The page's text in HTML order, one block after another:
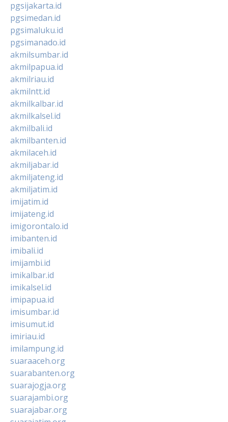
pgsijakarta.id
pgsimedan.id
pgsimaluku.id
pgsimanado.id
akmilsumbar.id
akmilpapua.id
akmilriau.id
akmilntt.id
akmilkalbar.id
akmilkalsel.id
akmilbali.id
akmilbanten.id
akmilaceh.id
akmiljabar.id
akmiljateng.id
akmiljatim.id
imijatim.id
imijateng.id
imigorontalo.id
imibanten.id
imibali.id
imijambi.id
imikalbar.id
imikalsel.id
imipapua.id
imisumbar.id
imisumut.id
imiriau.id
imilampung.id
suaraaceh.org
suarabanten.org
suarajogja.org
suarajambi.org
suarajabar.org